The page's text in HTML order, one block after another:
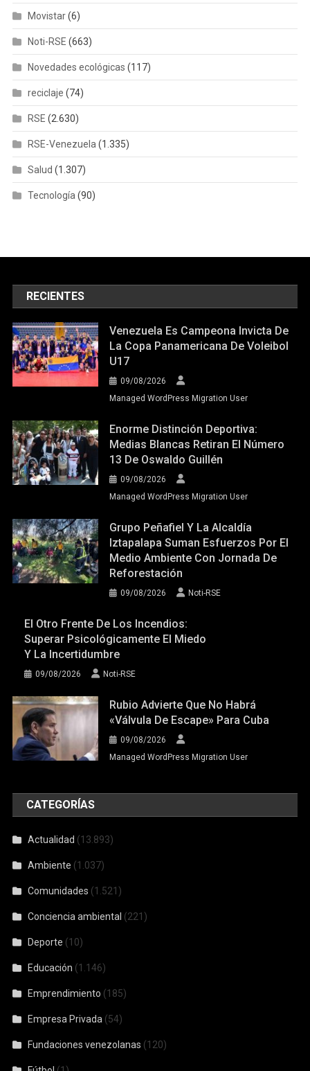
Movistar(6)
Noti-RSE (663)
Novedades ecológicas (117)
reciclaje (74)
RSE (2.630)
RSE-Venezuela(1.335)
Salud (1.307)
Tecnología(90)
RECIENTES
Venezuela Es Campeona Invicta De
La Copa Panamericana De Voleibol
U17
09/08/2026
Managed WordPress Migration User
Enorme Distinción Deportiva:
Medias Blancas Retiran El Número
13 De Oswaldo Guillén
09/08/2026
Managed WordPress Migration User
Grupo Peñafiel Y La Alcaldía
Iztapalapa Suman Esfuerzos Por El
Medio Ambiente Con Jornada De
Reforestación
09/08/2026 Noti-RSE
El Otro Frente De Los Incendios:
Superar Psicológicamente El Miedo
Y La Incertidumbre
09/08/2026 Noti-RSE
Rubio Advierte Que No Habrá
«válvula De Escape» Para Cuba
09/08/2026
Managed WordPress Migration User
CATEGORÍAS
Actualidad (13.893)
Ambiente (1.037)
Comunidades (1.521)
Conciencia ambiental (221)
Deporte (10)
Educación (1.146)
Emprendimiento (185)
Empresa Privada (54)
Fundaciones venezolanas (120)